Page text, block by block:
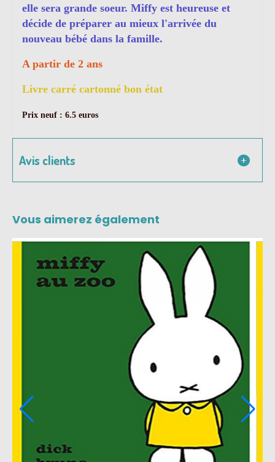
elle sera grande soeur. Miffy est heureuse et
décide de préparer au mieux l'arrivée du
nouveau bébé dans la famille.
A partir de 2 ans
Livre carré cartonné bon état
Prix neuf : 6.5 euros
Avis clients
Vous aimerez également